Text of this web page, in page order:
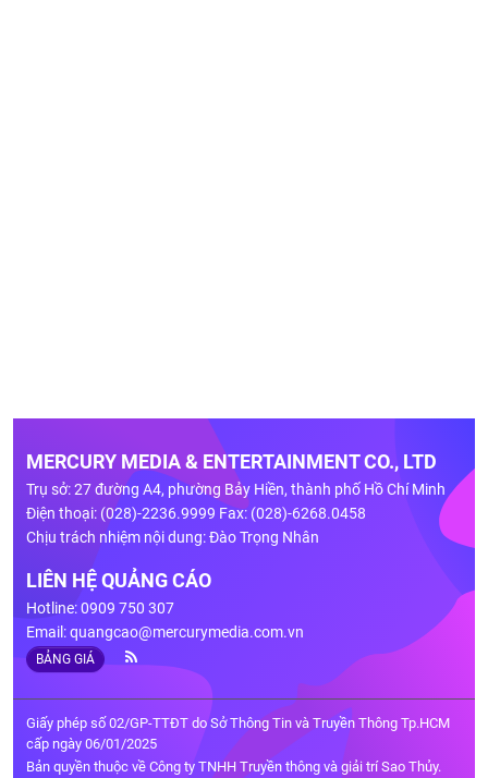
MERCURY MEDIA & ENTERTAINMENT CO., LTD
Trụ sở: 27 đường A4, phường Bảy Hiền, thành phố Hồ Chí Minh
Điện thoại: (028)-2236.9999 Fax: (028)-6268.0458
Chịu trách nhiệm nội dung: Đào Trọng Nhân
LIÊN HỆ QUẢNG CÁO
Hotline: 0909 750 307
Email:quangcao@mercurymedia.com.vn
BẢNG GIÁ
Giấy phép số 02/GP-TTĐT do Sở Thông Tin và Truyền Thông Tp.HCM
cấp ngày 06/01/2025
Bản quyền thuộc về Công ty TNHH Truyền thông và giải trí Sao Thủy.